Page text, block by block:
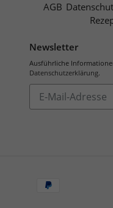
AGB
Newsletter
Ausführliche
Datenschutzerklärung.
Abonnieren
unsere
Zahlungsarten